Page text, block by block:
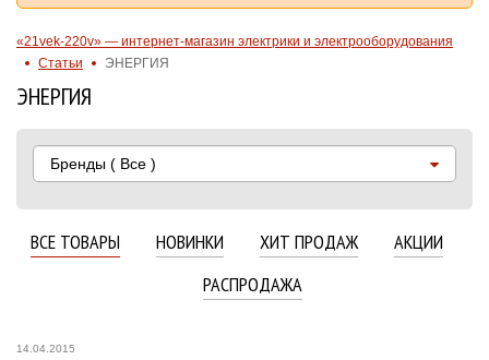
«21vek-220v» — интернет-магазин электрики и электрооборудования
Статьи
ЭНЕРГИЯ
ЭНЕРГИЯ
Бренды ( Все )
ВСЕ ТОВАРЫ НОВИНКИ ХИТ ПРОДАЖ
АКЦИИ
РАСПРОДАЖА
14.04.2015